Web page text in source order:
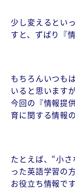
少し変えるとい
すと、ずばり『
もちろんいつも
いると思いますが
今回の『情報提
育に関する情報
たとえば、“小
った英語学習の
お役立ち情報です